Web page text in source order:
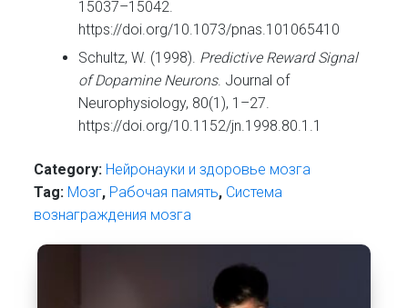
15037–15042.
https://doi.org/10.1073/pnas.101065410
Schultz, W. (1998). Predictive Reward Signal
of Dopamine Neurons. Journal of
Neurophysiology, 80(1), 1–27.
https://doi.org/10.1152/jn.1998.80.1.1
Category: Нейронауки и здоровье мозга
Tag: Мозг, Рабочая память, Система
вознаграждения мозга